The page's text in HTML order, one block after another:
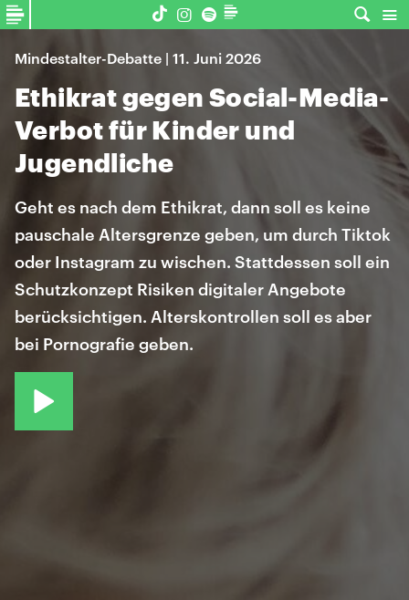
Mindestalter-Debatte | 11. Juni 2026
Ethikrat gegen Social-Media-
Verbot für Kinder und
Jugendliche
Geht es nach dem Ethikrat, dann soll es keine
pauschale Altersgrenze geben, um durch Tiktok
oder Instagram zu wischen. Stattdessen soll ein
Schutzkonzept Risiken digitaler Angebote
berücksichtigen. Alterskontrollen soll es aber
bei Pornografie geben.